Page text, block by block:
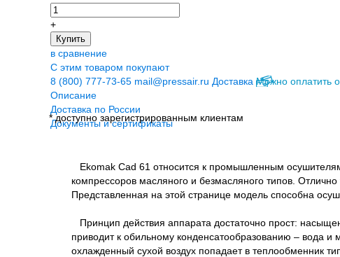
+
Купить
в сравнение
С этим товаром покупают
8 (800) 777-73-65 mail@pressair.ru Доставка Можно оплатить
* доступно зарегистрированным клиентам
Описание
Доставка по России
Документы и сертификаты
Ekomak Cad 61 относится к промышленным
компрессоров масляного и безмасляного типов.
Представленная на этой странице модель способна
Принцип действия аппарата достаточно прост:
приводит к обильному конденсатообразованию – вода и
охлажденный сухой воздух попадает в теплообменник